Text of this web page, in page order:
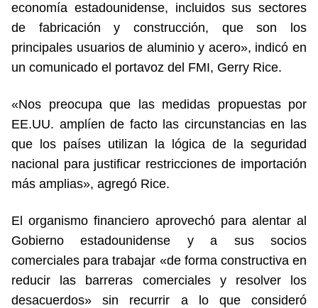
economía estadounidense, incluidos sus sectores
de fabricación y construcción, que son los
principales usuarios de aluminio y acero», indicó en
un comunicado el portavoz del FMI, Gerry Rice.
«Nos preocupa que las medidas propuestas por
EE.UU. amplíen de facto las circunstancias en las
que los países utilizan la lógica de la seguridad
nacional para justificar restricciones de importación
más amplias», agregó Rice.
El organismo financiero aprovechó para alentar al
Gobierno estadounidense y a sus socios
comerciales para trabajar «de forma constructiva en
reducir las barreras comerciales y resolver los
desacuerdos» sin recurrir a lo que consideró